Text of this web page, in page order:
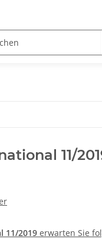
Stellplatzführer
11/
11/2019 erwarten Sie